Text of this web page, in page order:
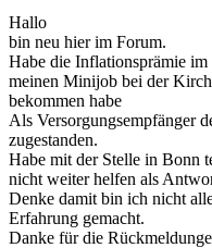
Hallo
bin neu hier im Forum.
Habe die Inflationsprämie
meinen Minijob bei der
bekommen habe
Als Versorgungsempfänger
zugestanden.
Habe mit der Stelle in Bonn
nicht weiter helfen als
Denke damit bin ich nicht
Erfahrung gemacht.
Danke für die